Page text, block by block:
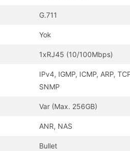
G.711
Yok
1xRJ45 (10/100Mbps)
IPv4, IGMP, ICMP, ARP,
SNMP
Var (Max. 256GB)
ANR, NAS
Bullet